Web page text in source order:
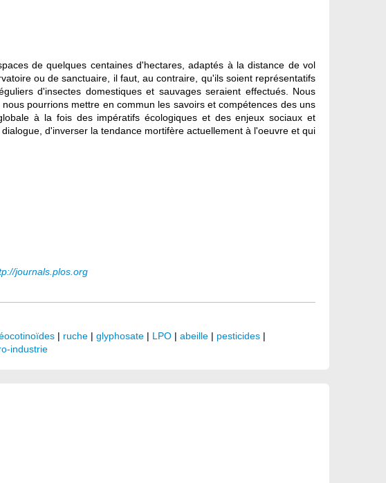
de quelques centaines d'hectares, adaptés à la distance de vol
ou de sanctuaire, il faut, au contraire, qu'ils soient représentatifs
d'insectes domestiques et sauvages seraient effectués. Nous
pourrions mettre en commun les savoirs et compétences des uns
à la fois des impératifs écologiques et des enjeux sociaux et
d'inverser la tendance mortifère actuellement à l'oeuvre et qui
journals.plos.org
| ruche | glyphosate | LPO | abeille | pesticides |
industrie